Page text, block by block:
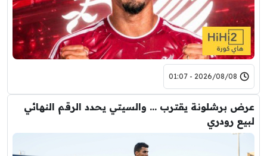
2026/08/08 - 01:07
عرض برشلونة يقترب … والسيتي يحدد الرقم النهائي
لبيع رودري